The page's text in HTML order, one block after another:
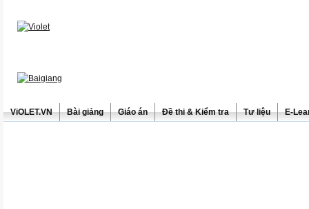
ViOLET.VN Bài giảng Giáo án Đề thi & Kiểm tra Tư liệu E-